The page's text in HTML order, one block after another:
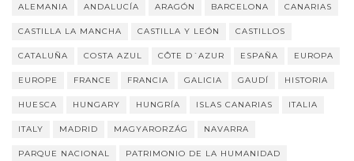
ALEMANIA ANDALUCÍA ARAGÓN BARCELONA CANARIAS
CASTILLA LA MANCHA CASTILLA Y LEÓN CASTILLOS
CATALUÑA COSTA AZUL CÔTE D´AZUR ESPAÑA EUROPA
EUROPE FRANCE FRANCIA GALICIA GAUDÍ HISTORIA
HUESCA HUNGARY HUNGRÍA ISLAS CANARIAS ITALIA
ITALY MADRID MAGYARORZÁG NAVARRA
PARQUE NACIONAL PATRIMONIO DE LA HUMANIDAD